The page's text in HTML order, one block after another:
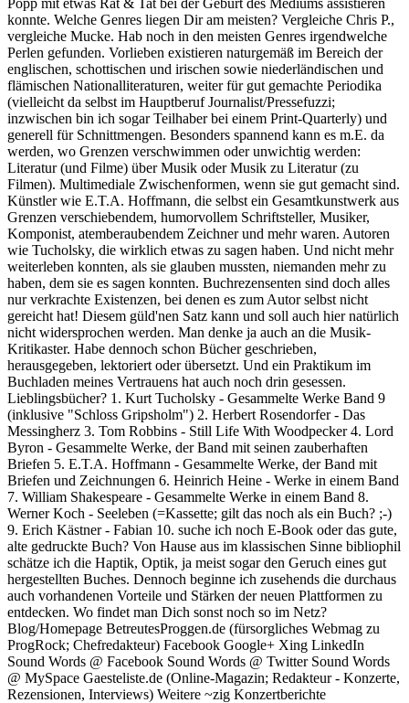
Popp mit etwas Rat & Tat bei der Geburt des Mediums assistieren
konnte. Welche Genres liegen Dir am meisten? Vergleiche Chris P.,
vergleiche Mucke. Hab noch in den meisten Genres irgendwelche
Perlen gefunden. Vorlieben existieren naturgemäß im Bereich der
englischen, schottischen und irischen sowie niederländischen und
flämischen Nationalliteraturen, weiter für gut gemachte Periodika
(vielleicht da selbst im Hauptberuf Journalist/Pressefuzzi;
inzwischen bin ich sogar Teilhaber bei einem Print-Quarterly) und
generell für Schnittmengen. Besonders spannend kann es m.E. da
werden, wo Grenzen verschwimmen oder unwichtig werden:
Literatur (und Filme) über Musik oder Musik zu Literatur (zu
Filmen). Multimediale Zwischenformen, wenn sie gut gemacht sind.
Künstler wie E.T.A. Hoffmann, die selbst ein Gesamtkunstwerk aus
Grenzen verschiebendem, humorvollem Schriftsteller, Musiker,
Komponist, atemberaubendem Zeichner und mehr waren. Autoren
wie Tucholsky, die wirklich etwas zu sagen haben. Und nicht mehr
weiterleben konnten, als sie glauben mussten, niemanden mehr zu
haben, dem sie es sagen konnten. Buchrezensenten sind doch alles
nur verkrachte Existenzen, bei denen es zum Autor selbst nicht
gereicht hat! Diesem güld'nen Satz kann und soll auch hier natürlich
nicht widersprochen werden. Man denke ja auch an die Musik-
Kritikaster. Habe dennoch schon Bücher geschrieben,
herausgegeben, lektoriert oder übersetzt. Und ein Praktikum im
Buchladen meines Vertrauens hat auch noch drin gesessen.
Lieblingsbücher? 1. Kurt Tucholsky - Gesammelte Werke Band 9
(inklusive "Schloss Gripsholm") 2. Herbert Rosendorfer - Das
Messingherz 3. Tom Robbins - Still Life With Woodpecker 4. Lord
Byron - Gesammelte Werke, der Band mit seinen zauberhaften
Briefen 5. E.T.A. Hoffmann - Gesammelte Werke, der Band mit
Briefen und Zeichnungen 6. Heinrich Heine - Werke in einem Band
7. William Shakespeare - Gesammelte Werke in einem Band 8.
Werner Koch - Seeleben (=Kassette; gilt das noch als ein Buch? ;-)
9. Erich Kästner - Fabian 10. suche ich noch E-Book oder das gute,
alte gedruckte Buch? Von Hause aus im klassischen Sinne bibliophil
schätze ich die Haptik, Optik, ja meist sogar den Geruch eines gut
hergestellten Buches. Dennoch beginne ich zusehends die durchaus
auch vorhandenen Vorteile und Stärken der neuen Plattformen zu
entdecken. Wo findet man Dich sonst noch so im Netz?
Blog/Homepage BetreutesProggen.de (fürsorgliches Webmag zu
ProgRock; Chefredakteur) Facebook Google+ Xing LinkedIn
Sound Words @ Facebook Sound Words @ Twitter Sound Words
@ MySpace Gaesteliste.de (Online-Magazin; Redakteur - Konzerte,
Rezensionen, Interviews) Weitere ~zig Konzertberichte